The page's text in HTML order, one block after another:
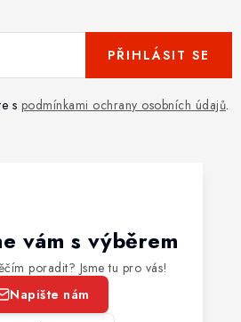
s podmínkami ochrany osobních údajů.
PŘIHLÁSIT SE
vám s výběrem
poradit? Jsme tu pro vás!
Napište nám